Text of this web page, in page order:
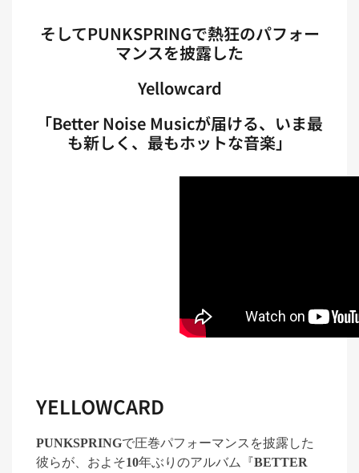
そしてPUNKSPRINGで熱狂のパフォー
マンスを披露した
Yellowcard
「Better Noise Musicが届ける、いま最
も新しく、最もホットな音楽」
YELLOWCARD
PUNKSPRINGで圧巻パフォーマンスを披露した
彼らが、およそ10年ぶりのアルバム『BETTER